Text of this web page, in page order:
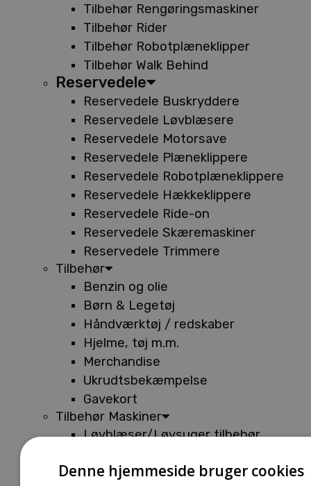
Tilbehør Rengøringsmaskiner
Tilbehør Rider
Tilbehør Robotplæneklipper
Tilbehør Walk Behind
Reservedele
Reservedele Buskryddere
Reservedele Løvblæsere
Reservedele Motorsave
Reservedele Plæneklippere
Reservedele Robotplæneklippere
Reservedele Hækkeklippere
Reservedele Ride-on
Reservedele Skæremaskiner
Reservedele Trimmere
Tilbehør
Benzin og olie
Børn & Legetøj
Håndværktøj / redskaber
Hjelme, tøj m.m.
Merchandise
Ukrudtsbekæmpelse
Gavekort
Tilbehør Maskiner
Løvblæser/Løvsuger tilbehør
Tilbehør Buskryddere og Trimmere
Denne hjemmeside bruger cookies